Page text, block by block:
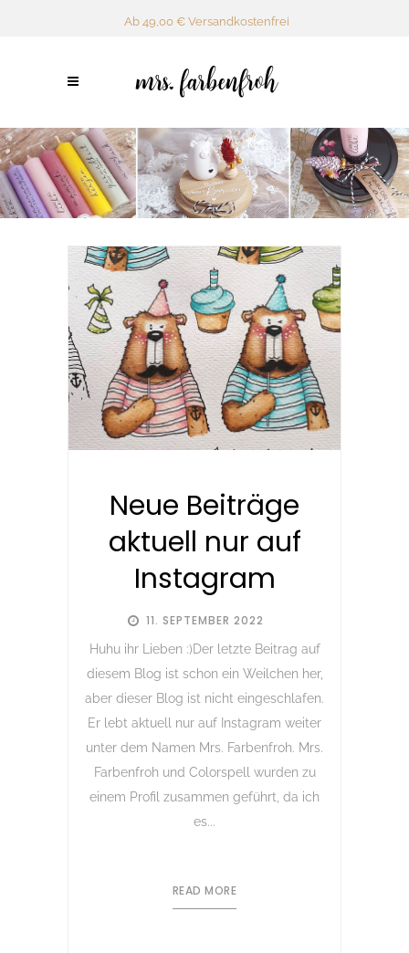
Ab 49,00 € Versandkostenfrei
11. SEPTEMBER 2022
Neue Beiträge
aktuell nur auf
Instagram
Huhu ihr Lieben :)Der letzte Beitrag auf
diesem Blog ist schon ein Weilchen her,
aber dieser Blog ist nicht eingeschlafen.
Er lebt aktuell nur auf Instagram weiter
unter dem Namen Mrs. Farbenfroh. Mrs.
Farbenfroh und Colorspell wurden zu
einem Profil zusammen geführt, da ich
es...
READ MORE